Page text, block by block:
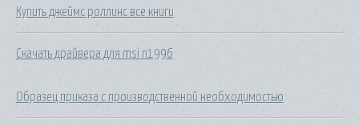
Купить джеймс роллинс все книги
Скачать драйвера для msi n1996
Образец приказа с производственной необходимостью